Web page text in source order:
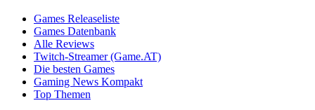
Games Releaseliste
Games Datenbank
Alle Reviews
Twitch-Streamer (Game.AT)
Die besten Games
Gaming News Kompakt
Top Themen